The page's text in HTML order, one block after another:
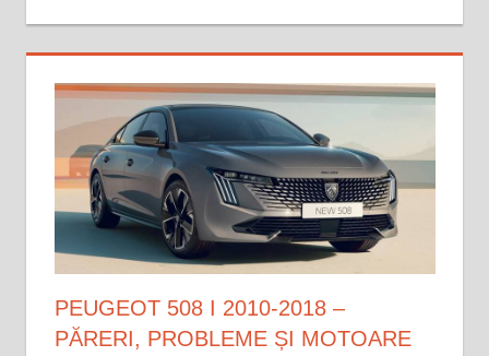
PEUGEOT 508 I 2010-2018 –
PĂRERI, PROBLEME ȘI MOTOARE